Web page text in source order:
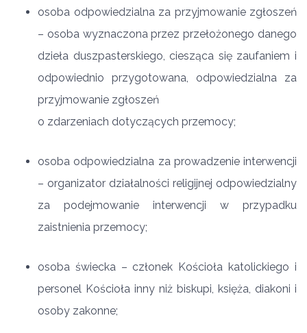
osoba odpowiedzialna za przyjmowanie zgłoszeń
– osoba wyznaczona przez przełożonego danego
dzieła duszpasterskiego, ciesząca się zaufaniem i
odpowiednio przygotowana, odpowiedzialna za
przyjmowanie zgłoszeń
o zdarzeniach dotyczących przemocy;
osoba odpowiedzialna za prowadzenie interwencji
– organizator działalności religijnej odpowiedzialny
za podejmowanie interwencji w przypadku
zaistnienia przemocy;
osoba świecka – członek Kościoła katolickiego i
personel Kościoła inny niż biskupi, księża, diakoni i
osoby zakonne;